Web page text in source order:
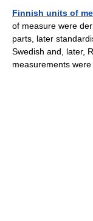
Finnish units of
of measure were
parts, later
Swedish and, later,
measurements